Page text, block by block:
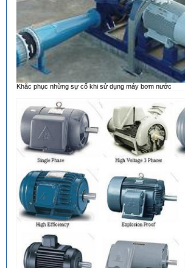
Khắc phục những sự cố khi sử dụng máy bơm nước